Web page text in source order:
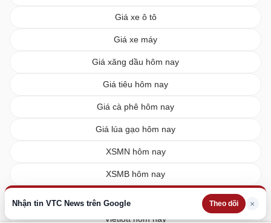
Nhận tin VTC News trên Google Theo dõi ×
Giá xe ô tô
Giá xe máy
Giá xăng dầu hôm nay
Giá tiêu hôm nay
Giá cà phê hôm nay
Giá lúa gạo hôm nay
XSMN hôm nay
XSMB hôm nay
Vietlott hôm nay